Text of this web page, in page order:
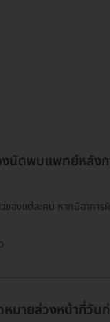
นัดพบแพทย์หลังก
องแต่ละคน หากมีอากา
มายล่วงหน้ากี่วัน